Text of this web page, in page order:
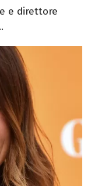
e direttore